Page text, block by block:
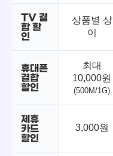
TV 결
합 할
인
상품별 상
이
휴대폰
결합
할인
최대
10,000원
(500M/1G)
제휴
카드
할인
3,000원